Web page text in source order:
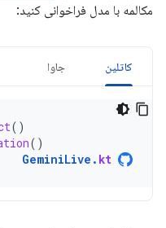
مکالمه با مدل فراخوانی کنید:
کاتلین جاوا
()
()
GeminiLive . kt